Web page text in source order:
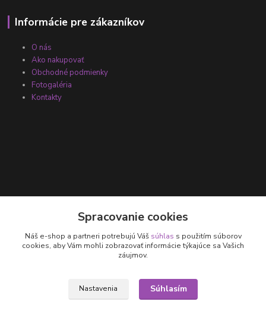
Informácie pre zákazníkov
O nás
Ako nakupovať
Obchodné podmienky
Fotogaléria
Kontakty
+421 905 531 251
Spracovanie cookies
Náš e-shop a partneri potrebujú Váš súhlas s použitím súborov
cookies, aby Vám mohli zobrazovať informácie týkajúce sa Vašich
záujmov.
Nastavenia Súhlasím